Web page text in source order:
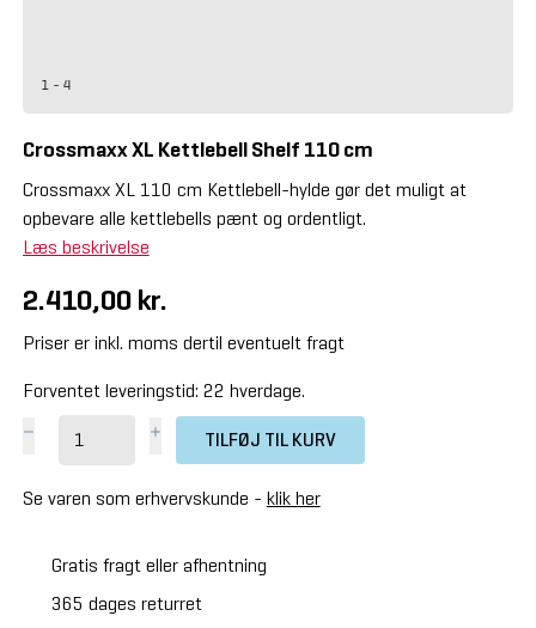
1 - 4
Crossmaxx XL Kettlebell Shelf 110 cm
Crossmaxx XL 110 cm Kettlebell-hylde gør det muligt at
opbevare alle kettlebells pænt og ordentligt.
Læs beskrivelse
2.410,00 kr.
Priser er inkl. moms dertil eventuelt fragt
Forventet leveringstid: 22 hverdage.
TILFØJ TIL KURV
Se varen som erhvervskunde - klik her
Gratis fragt eller afhentning
365 dages returret